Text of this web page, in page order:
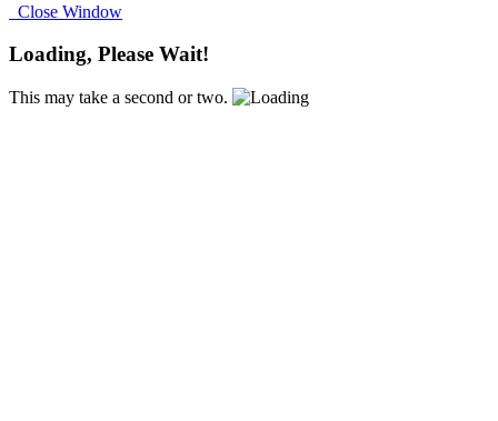
Close Window
Loading, Please Wait!
This may take a second or two.